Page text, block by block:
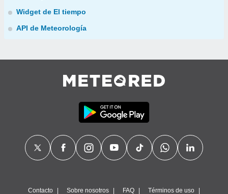
Widget de El tiempo
API de Meteorología
Contacto Sobre nosotros FAQ Términos de uso